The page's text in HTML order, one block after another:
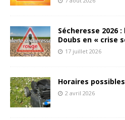
Sécheresse 2026
Doubs en « crise
17 juillet 2026
Horaires
2 avril 2026